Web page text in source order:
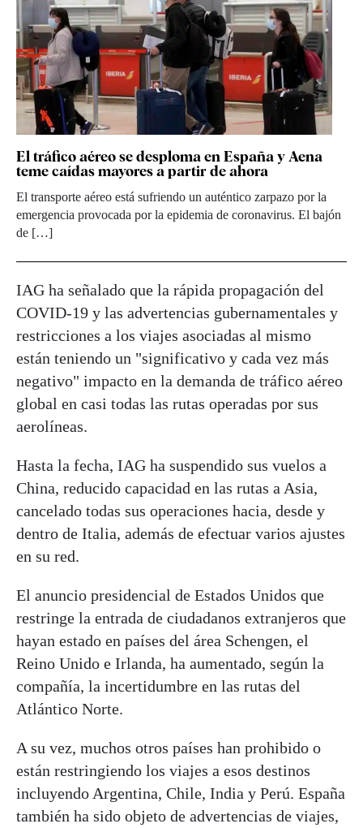
El tráfico aéreo se desploma en España y Aena
teme caídas mayores a partir de ahora
El transporte aéreo está sufriendo un auténtico zarpazo por la
emergencia provocada por la epidemia de coronavirus. El bajón
de […]
IAG ha señalado que la rápida propagación del
COVID-19 y las advertencias gubernamentales y
restricciones a los viajes asociadas al mismo
están teniendo un "significativo y cada vez más
negativo" impacto en la demanda de tráfico aéreo
global en casi todas las rutas operadas por sus
aerolíneas.
Hasta la fecha, IAG ha suspendido sus vuelos a
China, reducido capacidad en las rutas a Asia,
cancelado todas sus operaciones hacia, desde y
dentro de Italia, además de efectuar varios ajustes
en su red.
El anuncio presidencial de Estados Unidos que
restringe la entrada de ciudadanos extranjeros que
hayan estado en países del área Schengen, el
Reino Unido e Irlanda, ha aumentado, según la
compañía, la incertidumbre en las rutas del
Atlántico Norte.
A su vez, muchos otros países han prohibido o
están restringiendo los viajes a esos destinos
incluyendo Argentina, Chile, India y Perú. España
también ha sido objeto de advertencias de viajes,